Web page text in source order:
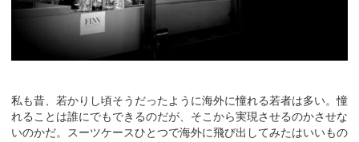
私も昔、若かりし頃そうだったように海外に憧れる若者は多い。憧
れることは誰にでもできるのだが、そこから実現させるのかさせな
いのかだ。スーツケースひとつで海外に飛び出してみたはいいもの